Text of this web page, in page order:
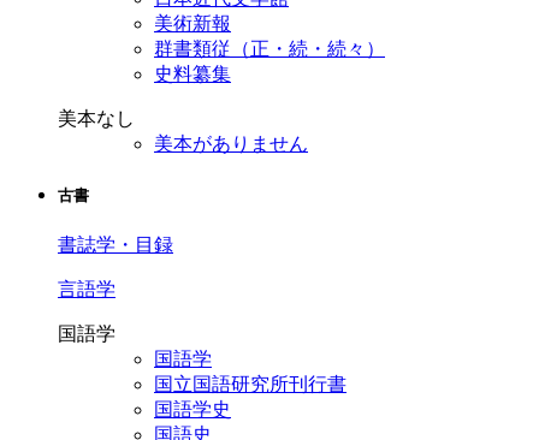
美術新報
群書類従（正・続・続々）
史料纂集
美本なし
美本がありません
古書
書誌学・目録
言語学
国語学
国語学
国立国語研究所刊行書
国語学史
国語史